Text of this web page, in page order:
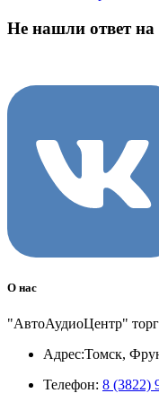
Не нашли ответ на
О нас
"АвтоАудиоЦентр"
Адрес:Томск,
Телефон: 8 (3822)